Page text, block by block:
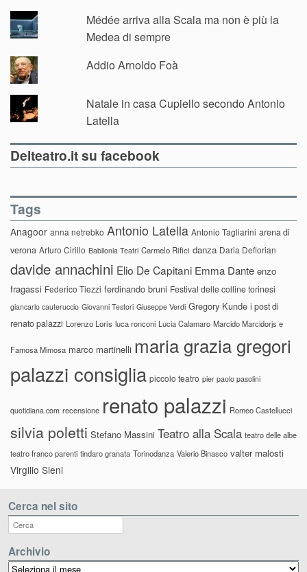
Médée arriva alla Scala ma non è più la
Medea di sempre
Addio Arnoldo Foà
Natale in casa Cupiello secondo Antonio
Latella
Delteatro.it su facebook
Tags
Anagoor anna netrebko Antonio Latella Antonio Tagliarini arena di
verona Arturo Cirillo Babilonia Teatri Carmelo Rifici danza Daria Deflorian
davide annachini Elio De Capitani Emma Dante enzo
fragassi Federico Tiezzi ferdinando bruni Festival delle colline torinesi
giancarlo cauteruccio Giovanni Testori Giuseppe Verdi Gregory Kunde i post di
renato palazzi Lorenzo Loris luca ronconi Lucia Calamaro Marcido Marcidorjs e
Famosa Mimosa marco martinelli maria grazia gregori
palazzi consiglia piccolo teatro pier paolo pasolini
quotidiana.com recensione renato palazzi Romeo Castellucci
silvia poletti Stefano Massini Teatro alla Scala teatro delle albe
teatro franco parenti tindaro granata Torinodanza Valerio Binasco valter malosti
Virgilio Sieni
Cerca nel sito
Archivio
Archivio